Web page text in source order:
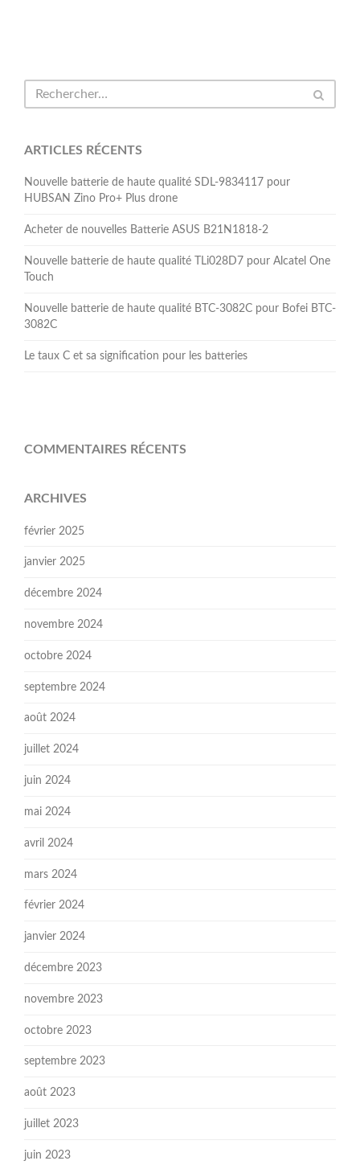
ARTICLES RÉCENTS
Nouvelle batterie de haute qualité SDL-9834117 pour
HUBSAN Zino Pro+ Plus drone
Acheter de nouvelles Batterie ASUS B21N1818-2
Nouvelle batterie de haute qualité TLi028D7 pour Alcatel One
Touch
Nouvelle batterie de haute qualité BTC-3082C pour Bofei BTC-
3082C
Le taux C et sa signification pour les batteries
COMMENTAIRES RÉCENTS
ARCHIVES
février 2025
janvier 2025
décembre 2024
novembre 2024
octobre 2024
septembre 2024
août 2024
juillet 2024
juin 2024
mai 2024
avril 2024
mars 2024
février 2024
janvier 2024
décembre 2023
novembre 2023
octobre 2023
septembre 2023
août 2023
juillet 2023
juin 2023